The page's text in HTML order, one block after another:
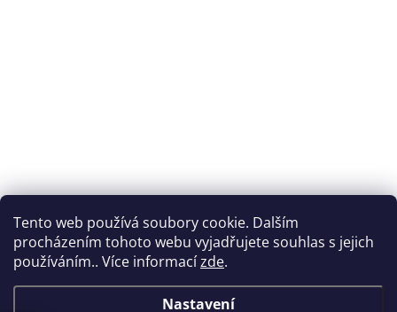
Tento web používá soubory cookie. Dalším
procházením tohoto webu vyjadřujete souhlas s jejich
používáním.. Více informacízde.
Nastavení